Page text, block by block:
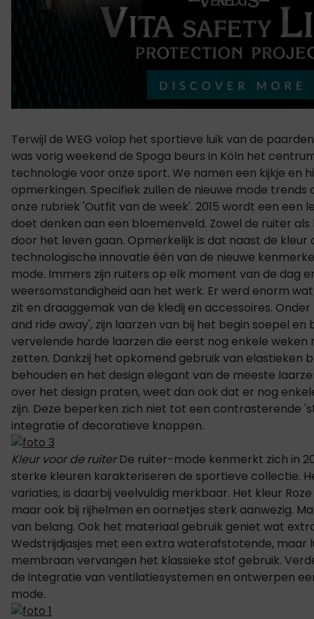
Terwijl de WEG volop het sportieve luik van de
was vorig weekend de Spoga beurs in Köln het
technologie voor onze sport. We namen een kijkje en
opmerkingen. Specifiek zullen de nieuwe mode
onze rubriek 'Outfit van de week'. 2015 wordt een een
doet denken aan een bloemenveld. Zowel de ruiter
door het leven gaan. Opmerkelijk is dat naast de
technologische innovatie één van de nieuwe
mode. Immers zijn ruiters op elk moment van de dag
weersomstandigheid aan het werk. Er werd enorm
zit en draaggemak van de kledij en accessoires.
and ride away', zijn laarzen van bij het begin soepel en
vervelende harde laarzen die eerst nog enkele weken
zetten. Dankzij het opkomend gebruik van elastieken
behouden en het design elegant van de meeste
over het design praten, weet dan ook dat er nog
zijn. Deze beperken zich niet tot een contrasterende
integratie of decoratieve knoppen.
Kleur voor de ruiterDe ruiter-mode kenmerkt zich in
sterke kleuren karakteriseren de sportieve collectie.
variaties, is daarbij veelvuldig merkbaar. Het kleur
maar ook bij rijhelmen en oornetjes sterk aanwezig.
van belang. Ook het materiaal gebruik geniet wat
Wedstrijdjasjes met een extra waterafstotende, maar
membraan vervangen het klassieke stof gebruik.
de integratie van ventilatiesystemen en ontwerpen
mode.